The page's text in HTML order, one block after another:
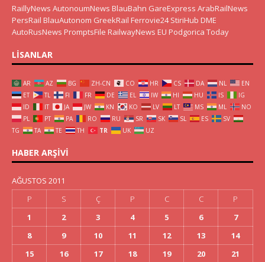
RaillyNews AutonoumNews BlauBahn GareExpress ArabRailNews
PersRail BlauAutonom GreekRail Ferrovie24 StiriHub DME
AutoRusNews PromptsFile RailwayNews EU Podgorica Today
LISANLAR
AR AZ BG ZH-CN CO HR CS DA NL
EN
ET
TL FI FR DE EL IW HI HU IS
IG
ID
IT JA JW KN KO LV LT MS ML
NO
PL
PT PA RO RU SR SK SL ES
SV
TG
TA TE TH TR UK UZ
HABER ARŞIVI
AĞUSTOS 2011
P
S Ç P C C
P
1
2 3 4 5 6
7
8
9 10 11 12 13
14
15
16 17 18 19 20 21